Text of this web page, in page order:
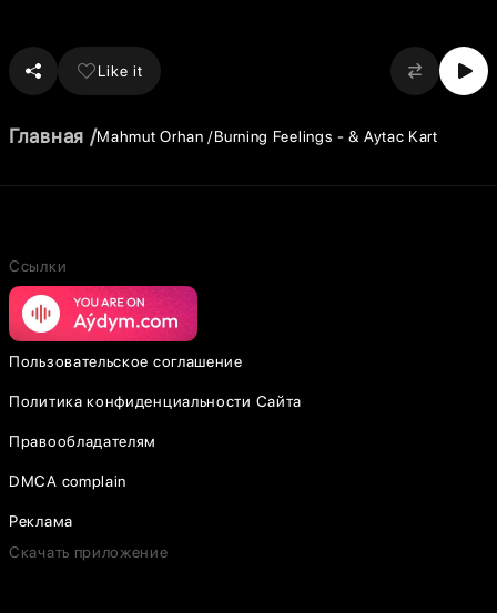
Like it
Главная Mahmut Orhan Burning Feelings - & Aytac Kart
Ссылки
Пользовательское соглашение
Политика конфиденциальности Сайта
Правообладателям
DMCA complain
Реклама
Скачать приложение